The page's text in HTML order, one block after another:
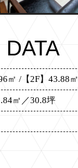
DATA
㎡ /【2F】43.88㎡
㎡／30.8坪